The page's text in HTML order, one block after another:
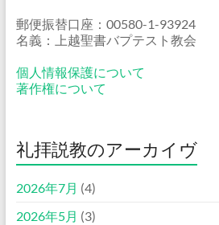
郵便振替口座：00580-1-93924
名義：上越聖書バプテスト教会
個人情報保護について
著作権について
礼拝説教のアーカイヴ
2026年7月 (4)
2026年5月 (3)